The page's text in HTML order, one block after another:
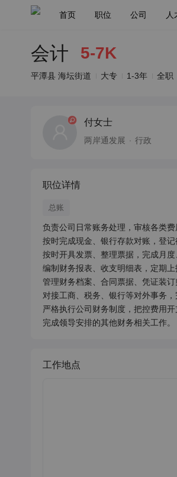
首页 职位 公司 人
会计 5-7K
平潭县 海坛街道 大专 1-3年 全职
付女士
两岸通发展 行政
职位详情
总账
负责公司日常账务处理，审核各类
按时完成现金、银行存款对账，登
按时开具发票、整理票据，完成月
编制财务报表、收支明细表，定期上
管理财务档案、合同票据、凭证装订
对接工商、税务、银行等对外事务，
严格执行公司财务制度，把控费用开
工作地点